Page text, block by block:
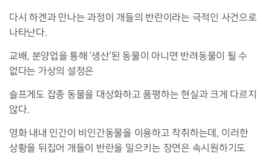
다시 하겐과 만나는 과정이 개들의 반란이라는 극적인 사건으로
나타난다.
교배 , 분양업을 통해 ‘생산’된 동물이 아니면 반려동물이 될 수
없다는 가상의 설정은
슬프게도 잡종 동물을 대상화하고 품평하는 현실과 크게 다르지
않다.
영화 내내 인간이 비인간동물을 이용하고 착취하는데 , 이러한
상황을 뒤집어 개들이 반란을 일으키는 장면은 속시원하기도